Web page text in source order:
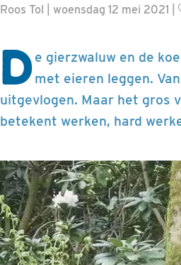
Roos Tol | woensdag 12 mei 2021 |
De gierzwaluw en de
met eieren leggen.
uitgevlogen. Maar het gros
betekent werken, hard